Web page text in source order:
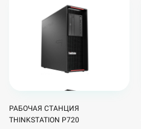
РАБОЧАЯ СТАНЦИЯ
THINKSTATION P720